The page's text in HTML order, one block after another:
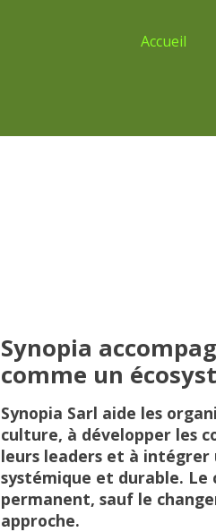
Accueil
Synopia
comme un
Synopia Sarl aide les
culture, à développer les
leurs leaders et à
systémique et durable.
permanent, sauf le
approche.